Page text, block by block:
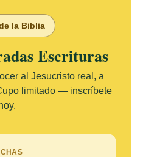
la Biblia
Escrituras
al Jesucristo real, a
limitado — inscríbete
hoy.